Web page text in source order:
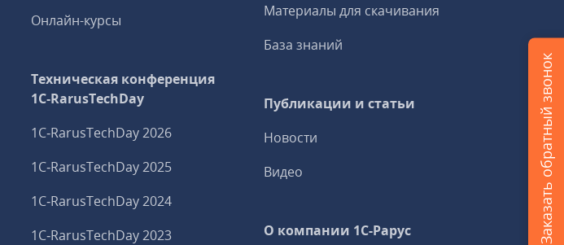
Онлайн-курсы
Техническая конференция
1C‑RarusTechDay
1C‑RarusTechDay 2026
1C‑RarusTechDay 2025
1C‑RarusTechDay 2024
1C‑RarusTechDay 2023
Материалы для скачивания
База знаний
Публикации и статьи
Новости
Видео
О компании 1C-Рарус
Заказать обратный звонок